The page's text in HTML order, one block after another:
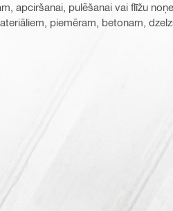
apciršanai, pulēšanai vai flīžu
piemēram, betonam,